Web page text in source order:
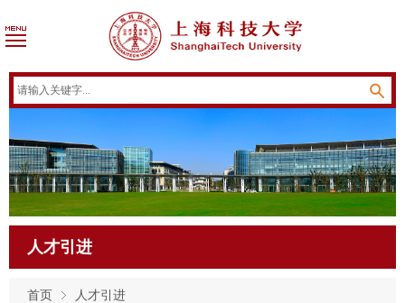
人才引进
首页 人才引进